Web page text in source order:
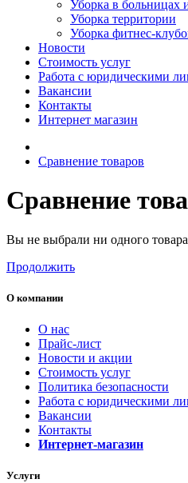
Уборка в больницах
Уборка территории
Уборка фитнес-
Новости
Стоимость услуг
Работа с юридическими
Вакансии
Контакты
Интернет магазин
Сравнение товаров
Сравнение
Вы не выбрали ни одного
Продолжить
О компании
О нас
Прайс-лист
Новости и акции
Стоимость услуг
Политика безопасности
Работа с юридическими
Вакансии
Контакты
Интернет-магазин
Услуги